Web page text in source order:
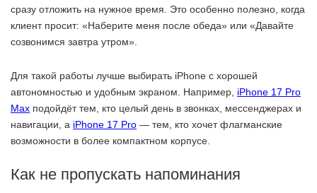
сразу отложить на нужное время. Это особенно полезно, когда
клиент просит: «Наберите меня после обеда» или «Давайте
созвонимся завтра утром».
Для такой работы лучше выбирать iPhone с хорошей
автономностью и удобным экраном. Например, iPhone 17 Pro
Max подойдёт тем, кто целый день в звонках, мессенджерах и
навигации, а iPhone 17 Pro — тем, кто хочет флагманские
возможности в более компактном корпусе.
Как не пропускать напоминания